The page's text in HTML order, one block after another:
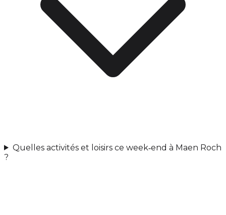
Quelles activités et loisirs ce week‑end à Maen Roch
?